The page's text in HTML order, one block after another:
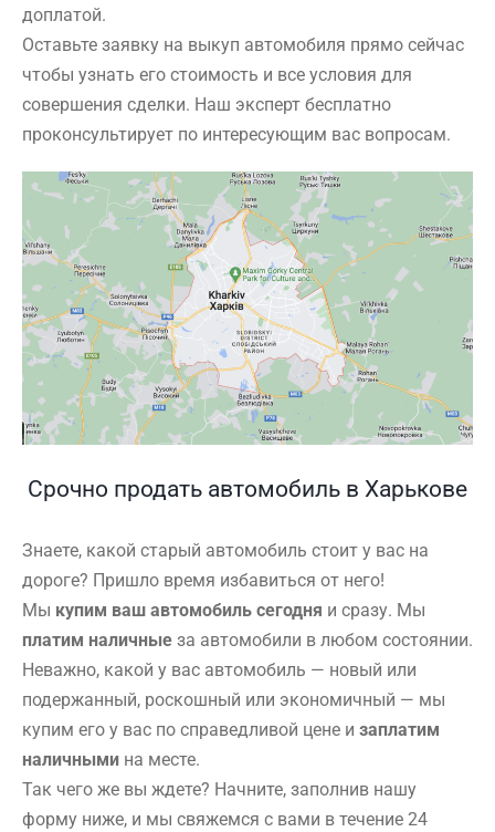
доплатой.
Оставьте заявку на выкуп автомобиля прямо сейчас
чтобы узнать его стоимость и все условия для
совершения сделки. Наш эксперт бесплатно
проконсультирует по интересующим вас вопросам.
Срочно продать автомобиль в Харькове
Знаете, какой старый автомобиль стоит у вас на
дороге? Пришло время избавиться от него!
Мы купим ваш автомобиль сегодня и сразу. Мы
платим наличные за автомобили в любом состоянии.
Неважно, какой у вас автомобиль — новый или
подержанный, роскошный или экономичный — мы
купим его у вас по справедливой цене и заплатим
наличными на месте.
Так чего же вы ждете? Начните, заполнив нашу
форму ниже, и мы свяжемся с вами в течение 24